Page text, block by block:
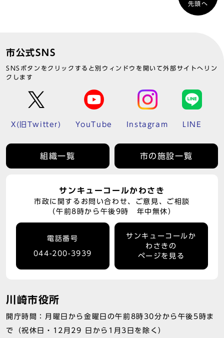
先頭へ
市公式SNS
SNSボタンをクリックすると別ウィンドウを開いて外部サイトへリン
クします
X(旧Twitter) YouTube Instagram LINE
組織一覧 市の施設一覧
サンキューコールかわさき
市政に関するお問い合わせ、ご意見、ご相談
（午前8時から午後9時 年中無休）
電話番号
044-200-3939
サンキューコールか
わさきの
ページを見る
川崎市役所
開庁時間：月曜日から金曜日の午前8時30分から午後5時ま
で（祝休日・12月29 日から1月3日を除く）